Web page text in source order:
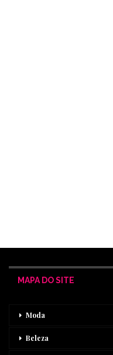
MAPA DO SITE
Moda
Beleza